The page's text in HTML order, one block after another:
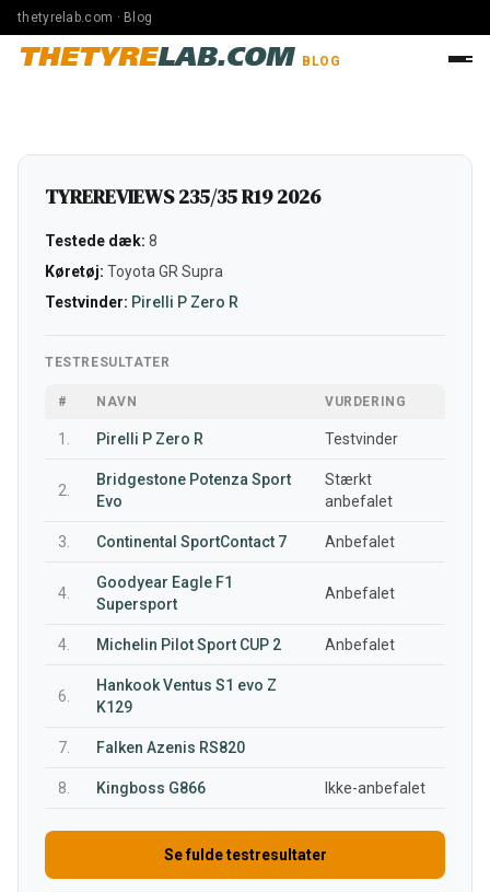
thetyrelab.com · Blog
THETYRELAB.COM BLOG
TYREREVIEWS 235/35 R19 2026
Testede dæk: 8
Køretøj: Toyota GR Supra
Testvinder: Pirelli P Zero R
TESTRESULTATER
# NAVN VURDERING
1. Pirelli P Zero R Testvinder
2.
Bridgestone Potenza Sport
Evo
Stærkt
anbefalet
3. Continental SportContact 7 Anbefalet
4.
Goodyear Eagle F1
Supersport
Anbefalet
4. Michelin Pilot Sport CUP 2 Anbefalet
6.
Hankook Ventus S1 evo Z
K129
7. Falken Azenis RS820
8. Kingboss G866 Ikke-anbefalet
Se fulde testresultater